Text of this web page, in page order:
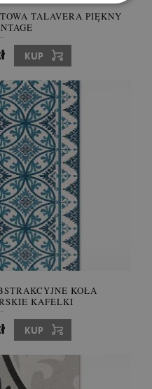
TALAVERA PIĘKNY
KUP
KOŁA
KAFELKI
KUP